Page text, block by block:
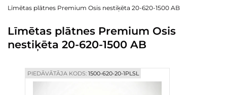
Par mums
Blogs
Kontaktinformācija
Līmētas plātnes Premium Osis nestiķēta 20-620-1500 AB
Līmētas plātnes Premium Osis
nestiķēta 20-620-1500 AB
PIEDĀVĀTĀJA KODS:1500-620-20-1PLSL